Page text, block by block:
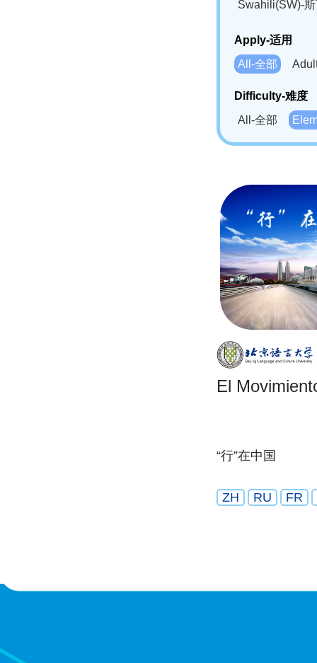
Swahili(SW)-
Apply-适用
All-全部
Difficulty-难度
All-全部
El
“行”在中国
ZH RU FR